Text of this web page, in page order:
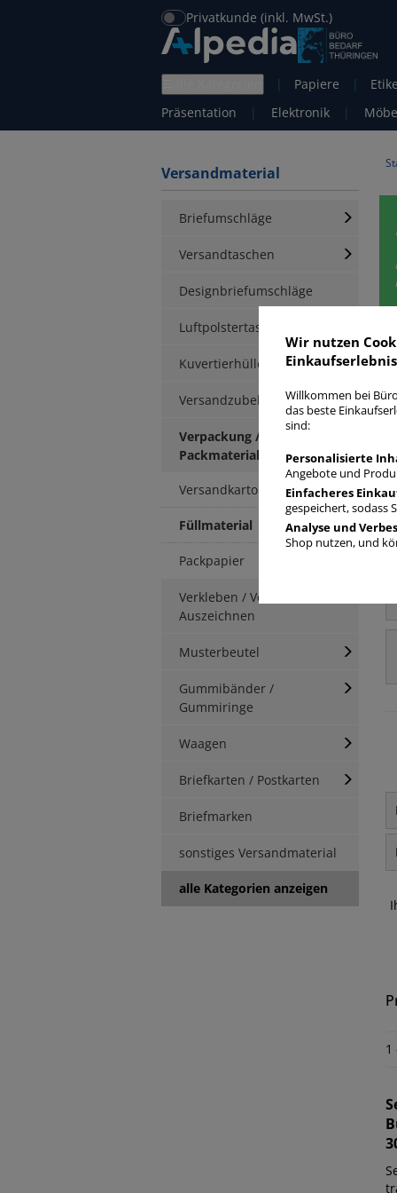
Privatkunde (inkl. MwSt.)
| Papiere |
Präsentation
| Elektronik |
Versandmaterial
Briefumschläge
Versandtaschen
Designbriefumschläge
Luftpolstertaschen
Kuvertierhüllen
Versandzubehör
Verpackung / Kartonage /
Packmaterial
Versandkartons
Füllmaterial
Packpapier
Verkleben / Verschnüren /
Auszeichnen
Musterbeutel
Gummibänder /
Gummiringe
Waagen
Briefkarten / Postkarten
Briefmarken
sonstiges Versandmaterial
alle Kategorien anzeigen
1
Wir nutzen
Willkommen bei
das beste
sind:
Personalisierte
Angebote und
Einfacheres
gespeichert, sodass
Analyse und
Shop nutzen, und